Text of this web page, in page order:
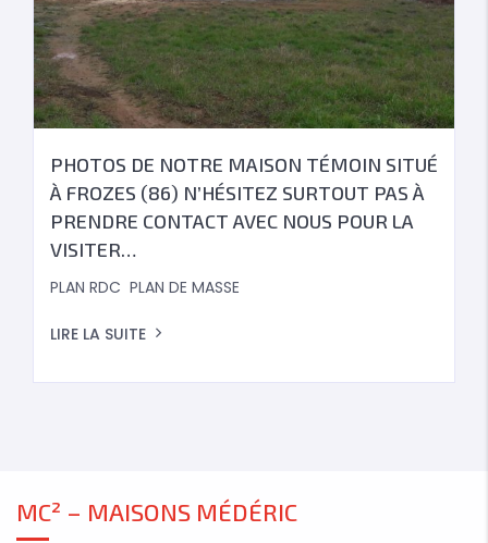
PHOTOS DE NOTRE MAISON TÉMOIN SITUÉ
À FROZES (86) N’HÉSITEZ SURTOUT PAS À
PRENDRE CONTACT AVEC NOUS POUR LA
VISITER…
PLAN RDC PLAN DE MASSE
LIRE LA SUITE
MC² – MAISONS MÉDÉRIC